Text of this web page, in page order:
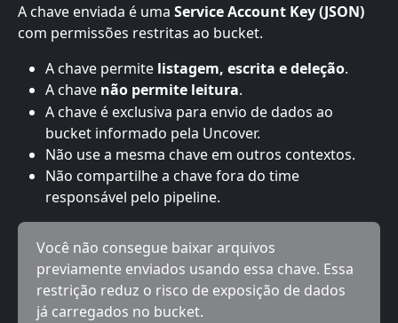
A chave enviada é uma Service Account Key (JSON)
com permissões restritas ao bucket.
A chave permite listagem, escrita e deleção.
A chave não permite leitura.
A chave é exclusiva para envio de dados ao
bucket informado pela Uncover.
Não use a mesma chave em outros contextos.
Não compartilhe a chave fora do time
responsável pelo pipeline.
Você não consegue baixar arquivos
previamente enviados usando essa chave. Essa
restrição reduz o risco de exposição de dados
já carregados no bucket.